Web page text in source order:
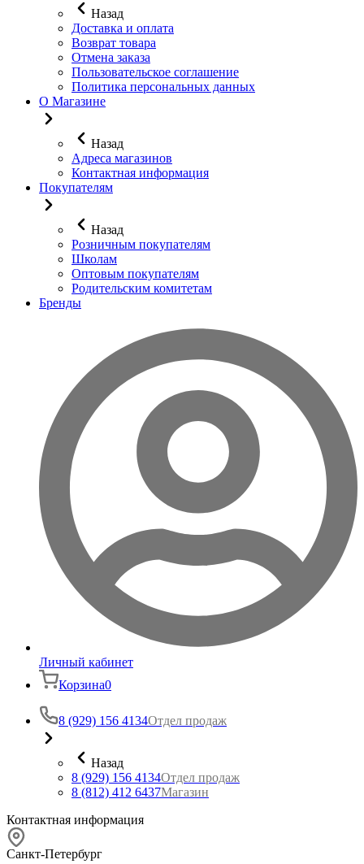
Назад
Доставка и оплата
Возврат товара
Отмена заказа
Пользовательское соглашение
Политика персональных данных
О Магазине
Назад
Адреса магазинов
Контактная информация
Покупателям
Назад
Розничным покупателям
Школам
Оптовым покупателям
Родительским комитетам
Бренды
Личный кабинет
Корзина0
8 (929) 156 4134Отдел продаж
Назад
8 (929) 156 4134Отдел продаж
8 (812) 412 6437Магазин
Контактная информация
Санкт-Петербург